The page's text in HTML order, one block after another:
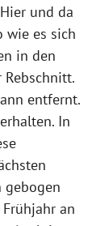
und da
wie es sich
in den
entfernt.
In
gebogen
an